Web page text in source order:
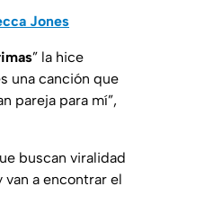
Jones
” la hice
una canción que
pareja para mí”,
buscan viralidad
a encontrar el